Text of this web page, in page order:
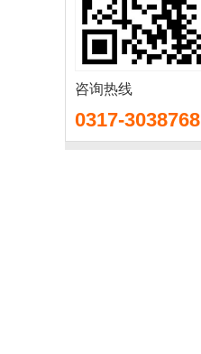
咨询热线
0317-3038768